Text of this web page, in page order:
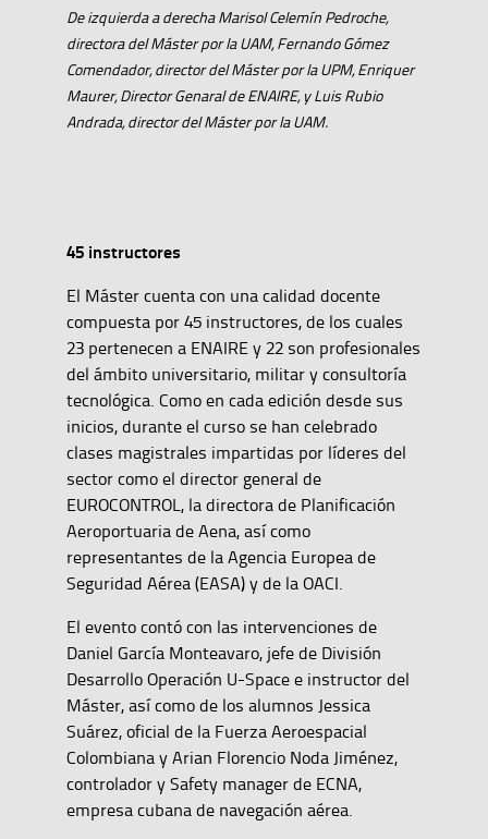
De izquierda a derecha Marisol Celemín Pedroche,
directora del Máster por la UAM, Fernando Gómez
Comendador, director del Máster por la UPM, Enriquer
Maurer, Director Genaral de ENAIRE, y Luis Rubio
Andrada, director del Máster por la UAM.
45 instructores
El Máster cuenta con una calidad docente
compuesta por 45 instructores, de los cuales
23 pertenecen a ENAIRE y 22 son profesionales
del ámbito universitario, militar y consultoría
tecnológica. Como en cada edición desde sus
inicios, durante el curso se han celebrado
clases magistrales impartidas por líderes del
sector como el director general de
EUROCONTROL, la directora de Planificación
Aeroportuaria de Aena, así como
representantes de la Agencia Europea de
Seguridad Aérea (EASA) y de la OACI.
El evento contó con las intervenciones de
Daniel García Monteavaro, jefe de División
Desarrollo Operación U-Space e instructor del
Máster, así como de los alumnos Jessica
Suárez, oficial de la Fuerza Aeroespacial
Colombiana y Arian Florencio Noda Jiménez,
controlador y Safety manager de ECNA,
empresa cubana de navegación aérea.